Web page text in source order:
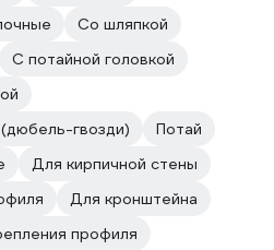
Со шляпкой
С потайной головкой
гвозди)
Потай
Для кирпичной стены
Для кронштейна
профиля